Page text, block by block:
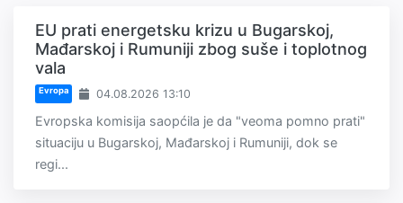
EU prati energetsku krizu u Bugarskoj,
Mađarskoj i Rumuniji zbog suše i toplotnog
vala
Evropa 04.08.2026 13:10
Evropska komisija saopćila je da "veoma pomno prati"
situaciju u Bugarskoj, Mađarskoj i Rumuniji, dok se
regi...